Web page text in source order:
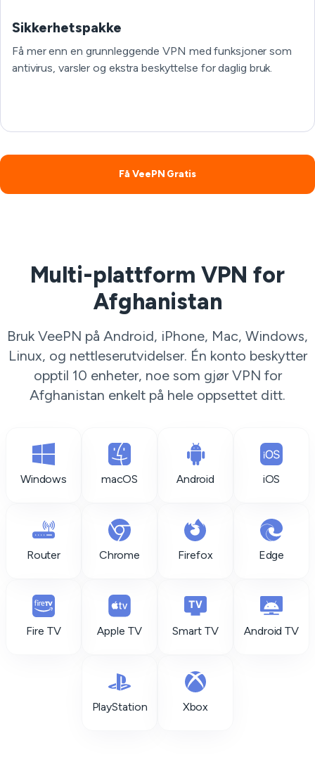
Sikkerhetspakke
Få mer enn en grunnleggende VPN med funksjoner som
antivirus, varsler og ekstra beskyttelse for daglig bruk.
Få VeePN Gratis
Multi-plattform VPN for
Afghanistan
Bruk VeePN på Android, iPhone, Mac, Windows,
Linux, og nettleserutvidelser. Én konto beskytter
opptil 10 enheter, noe som gjør VPN for
Afghanistan enkelt på hele oppsettet ditt.
Windows macOS Android iOS
Router Chrome Firefox Edge
Fire TV Apple TV Smart TV Android TV
PlayStation Xbox